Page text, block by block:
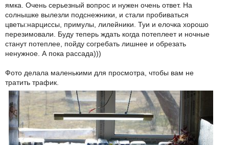
ямка. Очень серьезный вопрос и нужен очень ответ. На
солнышке вылезли подснежники, и стали пробиваться
цветы:нарциссы, примулы, лилейники. Туи и елочка хорошо
перезимовали. Буду теперь ждать когда потеплеет и ночные
станут потеплее, пойду согребать лишнее и обрезать
ненужное. А пока рассада)))
Фото делала маленькими для просмотра, чтобы вам не
тратить трафик.